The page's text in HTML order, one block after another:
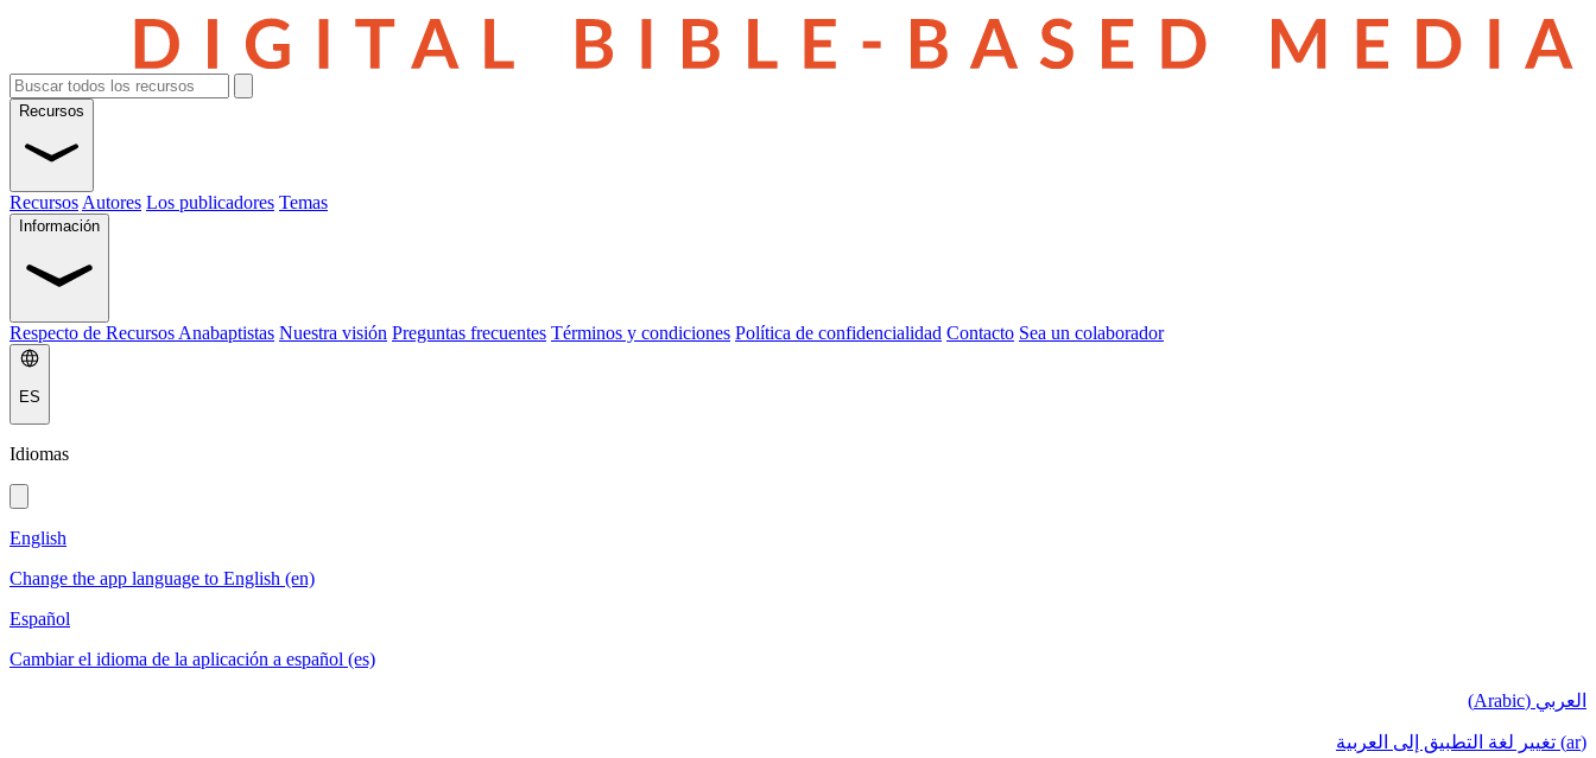
Recursos
Recursos Autores Los publicadores Temas
Información
Respecto de Recursos Anabaptistas Nuestra visión Preguntas frecuentes Términos y condiciones Política de confidencialidad Contacto Sea un colaborador
ES
Idiomas
English
Change the app language to English (en)
Español
Cambiar el idioma de la aplicación a español (es)
العربي (Arabic)
(ar) تغيير لغة التطبيق إلى العربية